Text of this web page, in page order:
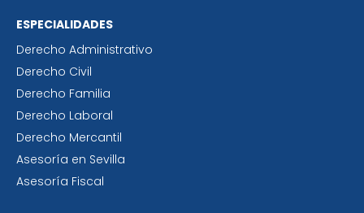
ESPECIALIDADES
Derecho Administrativo
Derecho Civil
Derecho Familia
Derecho Laboral
Derecho Mercantil
Asesoría en Sevilla
Asesoría Fiscal